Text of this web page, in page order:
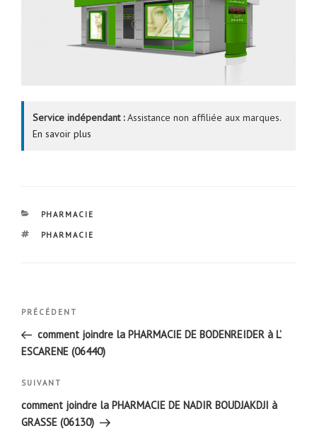
Service indépendant :Assistance non affiliée aux marques.
En savoir plus
CATÉGORIES
PHARMACIE
ÉTIQUETTES
PHARMACIE
Navigation
l’article
Article
précédent
PRÉCÉDENT
comment joindre la PHARMACIE DE BODENREIDER à L’
ESCARENE (06440)
Article
suivant
SUIVANT
comment joindre la PHARMACIE DE NADIR BOUDJAKDJI à
GRASSE (06130)